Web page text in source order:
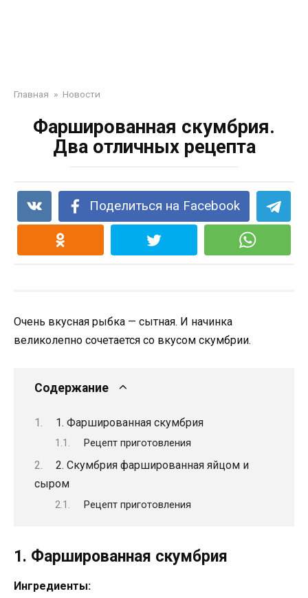
Главная » Новости
Фаршированная скумбрия.
Два отличных рецепта
Поделиться на Facebook
Очень вкусная рыбка — сытная. И начинка
великолепно сочетается со вкусом скумбрии.
Содержание
1. Фаршированная скумбрия
Рецепт приготовления
2. Скумбрия фаршированная яйцом и
сыром
Рецепт приготовления
1. Фаршированная скумбрия
Ингредиенты: